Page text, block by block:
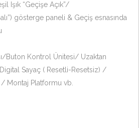
Işık “Geçişe Açık”/
gösterge paneli & Geçiş esnasında
Buton Kontrol Ünitesi/ Uzaktan
Sayaç ( Resetli-Resetsiz) /
Montaj Platformu vb.